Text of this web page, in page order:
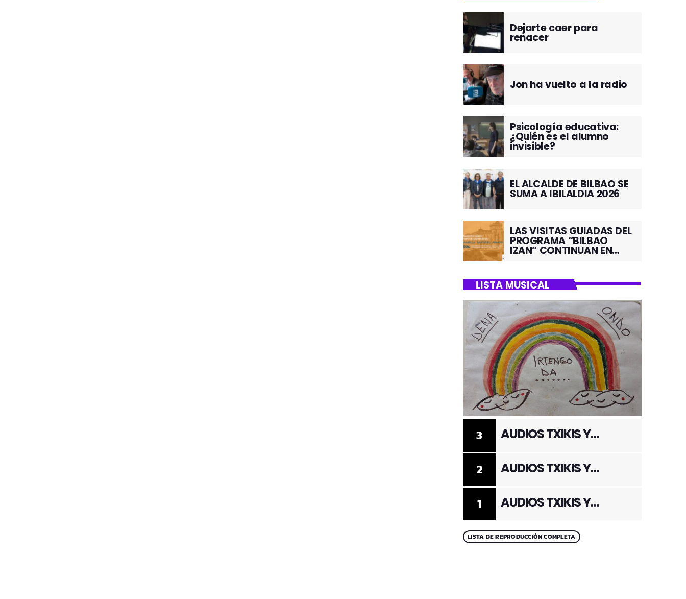
Dejarte caer para
renacer
Jon ha vuelto a la radio
Psicología educativa:
¿Quién es el alumno
invisible?
EL ALCALDE DE BILBAO SE
SUMA A IBILALDIA 2026
LAS VISITAS GUIADAS DEL
PROGRAMA “BILBAO
IZAN” CONTINUAN EN
LISTA MUSICAL
1 AUDIOS TXIKIS Y
2 AUDIOS TXIKIS Y
3 AUDIOS TXIKIS Y
LISTA DE REPRODUCCIÓN COMPLETA